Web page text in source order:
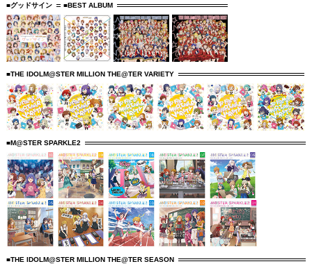
■グッドサイン ■BEST ALBUM
■THE IDOLM@STER MILLION THE@TER VARIETY
■M@STER SPARKLE2
■THE IDOLM@STER MILLION THE@TER SEASON